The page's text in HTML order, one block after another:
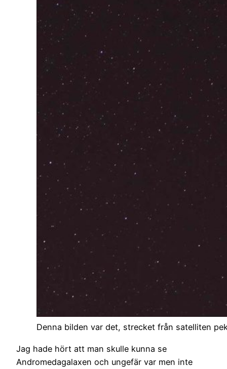
Denna bilden var det, strecket från satelliten
Jag hade hört att man skulle kunna se
Andromedagalaxen och ungefär var men inte